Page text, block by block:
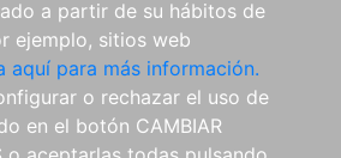
a partir de su hábitos de
ejemplo, sitios web
aquí para más información.
o rechazar el uso de
en el botón CAMBIAR